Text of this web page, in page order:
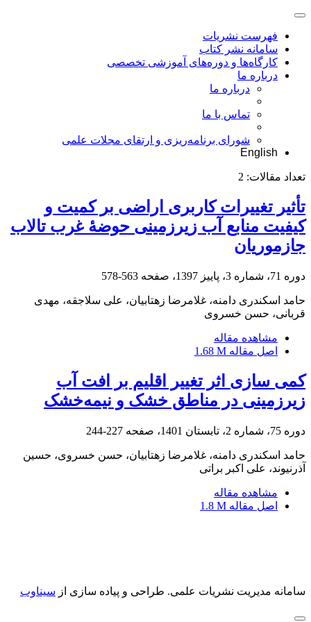
فهرست نشریات
سامانه نشر کتاب
کارگاه‌ها و دوره‌های آموزشی تخصصی
درباره ما
درباره ما
تماس با ما
شورای برنامه‌ریزی و ارتقای مجلات علمی
English
تعداد مقالات: 2
تأثیر تغییرات کاربری اراضی بر کمیت و
کیفیت منابع آب زیرزمینی حوضۀ غرب تالاب
جازموریان
دوره 71، شماره 3، پاییز 1397، صفحه 563-578
حامد اسکندری دامنه، غلامرضا زهتابیان، علی سلاجقه، مهدی
قربانی، حسن خسروی
مشاهده مقاله
اصل مقاله 1.68 M
کمی سازی اثر تغییر اقلیم بر افت آب
زیر‌زمینی در مناطق خشک و نیمه‌خشک
دوره 75، شماره 2، تابستان 1401، صفحه 227-244
حامد اسکندری دامنه، غلامرضا زهتابیان، حسن خسروی، حسین
آذرنیوند، علی اکبر براتی
مشاهده مقاله
اصل مقاله 1.8 M
سامانه مدیریت نشریات علمی. طراحی و پیاده سازی از سیناوب